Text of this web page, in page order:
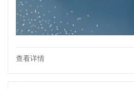
查看详情